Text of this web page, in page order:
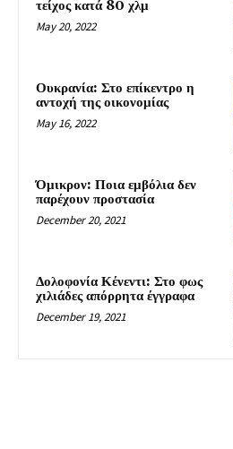
τείχος κατά 80 χλμ
May 20, 2022
Ουκρανία: Στο επίκεντρο η
αντοχή της οικονομίας
May 16, 2022
Όμικρον: Ποια εμβόλια δεν
παρέχουν προστασία
December 20, 2021
Δολοφονία Κένεντι: Στο φως
χιλιάδες απόρρητα έγγραφα
December 19, 2021